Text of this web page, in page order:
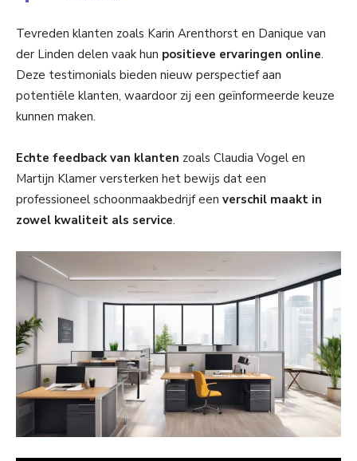
Tevreden klanten zoals Karin Arenthorst en Danique van
der Linden delen vaak hun positieve ervaringen online.
Deze testimonials bieden nieuw perspectief aan
potentiële klanten, waardoor zij een geïnformeerde keuze
kunnen maken.
Echte feedback van klanten zoals Claudia Vogel en
Martijn Klamer versterken het bewijs dat een
professioneel schoonmaakbedrijf een verschil maakt in
zowel kwaliteit als service.